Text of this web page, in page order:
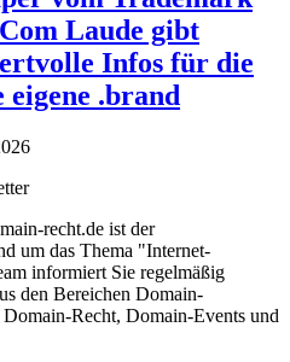
Laude gibt
Infos für die
eigene .brand
recht.de ist der
um das Thema "Internet-
informiert Sie regelmäßig
den Bereichen Domain-
Recht, Domain-Events und